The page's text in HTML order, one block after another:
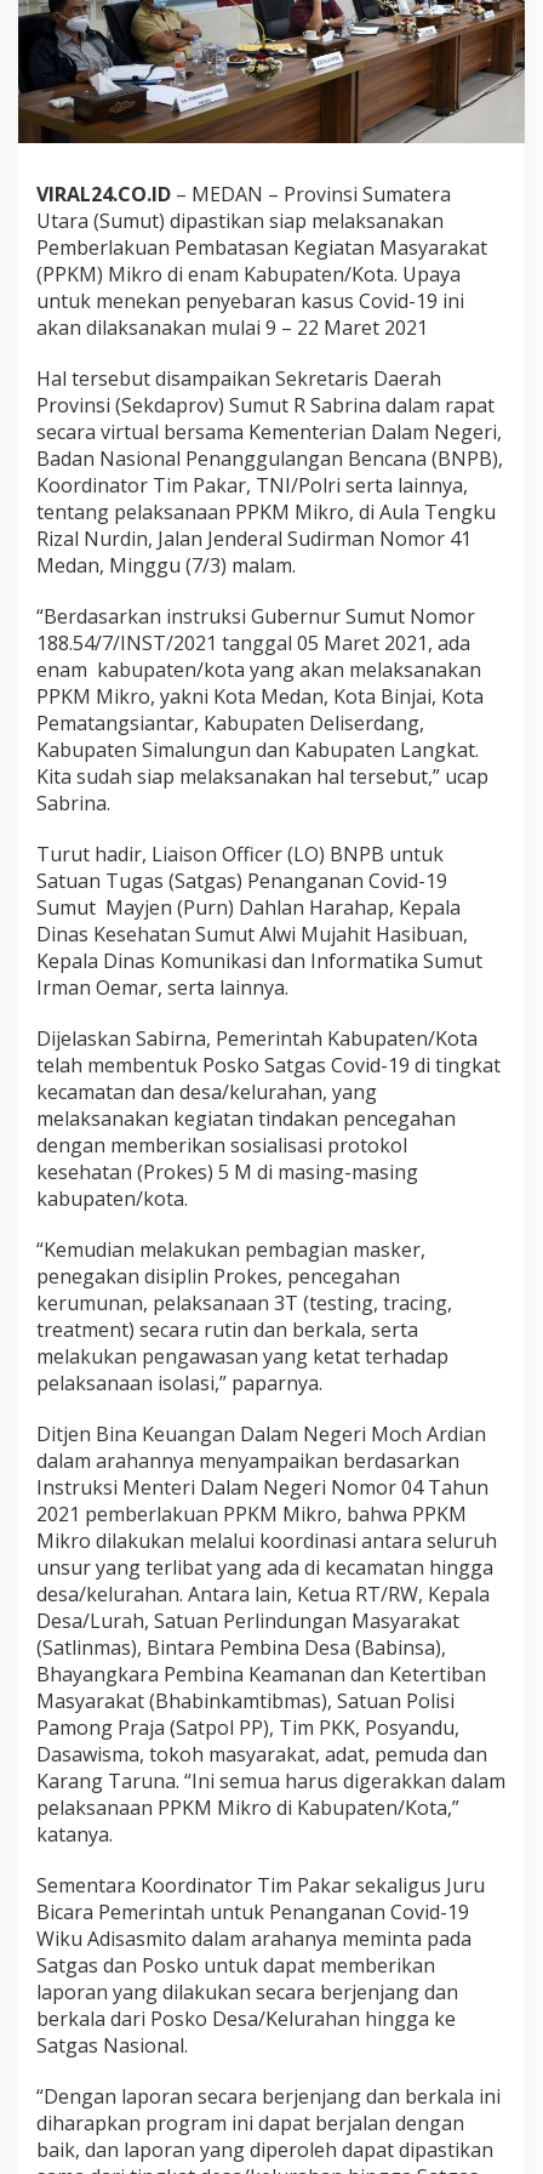
k
a
n
P
P
K
M
k
r
o
VIRAL24.CO.ID – MEDAN – Provinsi Sumatera
Utara (Sumut) dipastikan siap melaksanakan
Pemberlakuan Pembatasan Kegiatan Masyarakat
(PPKM) Mikro di enam Kabupaten/Kota. Upaya
untuk menekan penyebaran kasus Covid-19 ini
akan dilaksanakan mulai 9 – 22 Maret 2021
Hal tersebut disampaikan Sekretaris Daerah
Provinsi (Sekdaprov) Sumut R Sabrina dalam rapat
secara virtual bersama Kementerian Dalam Negeri,
Badan Nasional Penanggulangan Bencana (BNPB),
Koordinator Tim Pakar, TNI/Polri serta lainnya,
tentang pelaksanaan PPKM Mikro, di Aula Tengku
Rizal Nurdin, Jalan Jenderal Sudirman Nomor 41
Medan, Minggu (7/3) malam.
“Berdasarkan instruksi Gubernur Sumut Nomor
188.54/7/INST/2021 tanggal 05 Maret 2021, ada
enam kabupaten/kota yang akan melaksanakan
PPKM Mikro, yakni Kota Medan, Kota Binjai, Kota
Pematangsiantar, Kabupaten Deliserdang,
Kabupaten Simalungun dan Kabupaten Langkat.
Kita sudah siap melaksanakan hal tersebut,” ucap
Sabrina.
Turut hadir, Liaison Officer (LO) BNPB untuk
Satuan Tugas (Satgas) Penanganan Covid-19
Sumut Mayjen (Purn) Dahlan Harahap, Kepala
Dinas Kesehatan Sumut Alwi Mujahit Hasibuan,
Kepala Dinas Komunikasi dan Informatika Sumut
Irman Oemar, serta lainnya.
Dijelaskan Sabirna, Pemerintah Kabupaten/Kota
telah membentuk Posko Satgas Covid-19 di tingkat
kecamatan dan desa/kelurahan, yang
melaksanakan kegiatan tindakan pencegahan
dengan memberikan sosialisasi protokol
kesehatan (Prokes) 5 M di masing-masing
kabupaten/kota.
“Kemudian melakukan pembagian masker,
penegakan disiplin Prokes, pencegahan
kerumunan, pelaksanaan 3T (testing, tracing,
treatment) secara rutin dan berkala, serta
melakukan pengawasan yang ketat terhadap
pelaksanaan isolasi,” paparnya.
Ditjen Bina Keuangan Dalam Negeri Moch Ardian
dalam arahannya menyampaikan berdasarkan
Instruksi Menteri Dalam Negeri Nomor 04 Tahun
2021 pemberlakuan PPKM Mikro, bahwa PPKM
Mikro dilakukan melalui koordinasi antara seluruh
unsur yang terlibat yang ada di kecamatan hingga
desa/kelurahan. Antara lain, Ketua RT/RW, Kepala
Desa/Lurah, Satuan Perlindungan Masyarakat
(Satlinmas), Bintara Pembina Desa (Babinsa),
Bhayangkara Pembina Keamanan dan Ketertiban
Masyarakat (Bhabinkamtibmas), Satuan Polisi
Pamong Praja (Satpol PP), Tim PKK, Posyandu,
Dasawisma, tokoh masyarakat, adat, pemuda dan
Karang Taruna. “Ini semua harus digerakkan dalam
pelaksanaan PPKM Mikro di Kabupaten/Kota,”
katanya.
Sementara Koordinator Tim Pakar sekaligus Juru
Bicara Pemerintah untuk Penanganan Covid-19
Wiku Adisasmito dalam arahanya meminta pada
Satgas dan Posko untuk dapat memberikan
laporan yang dilakukan secara berjenjang dan
berkala dari Posko Desa/Kelurahan hingga ke
Satgas Nasional.
“Dengan laporan secara berjenjang dan berkala ini
diharapkan program ini dapat berjalan dengan
baik, dan laporan yang diperoleh dapat dipastikan